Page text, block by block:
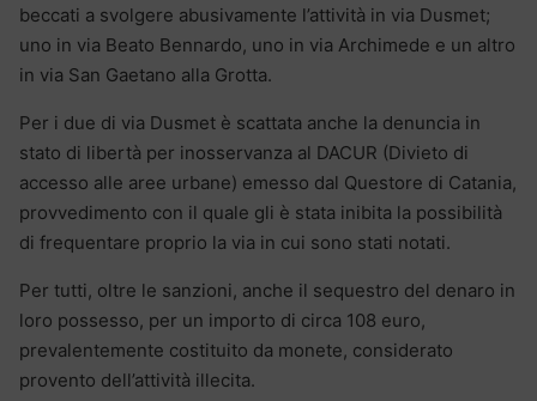
beccati a svolgere abusivamente l’attività in via Dusmet;
uno in via Beato Bennardo, uno in via Archimede e un altro
in via San Gaetano alla Grotta.
Per i due di via Dusmet è scattata anche la denuncia in
stato di libertà per inosservanza al DACUR (Divieto di
accesso alle aree urbane) emesso dal Questore di Catania,
provvedimento con il quale gli è stata inibita la possibilità
di frequentare proprio la via in cui sono stati notati.
Per tutti, oltre le sanzioni, anche il sequestro del denaro in
loro possesso, per un importo di circa 108 euro,
prevalentemente costituito da monete, considerato
provento dell’attività illecita.